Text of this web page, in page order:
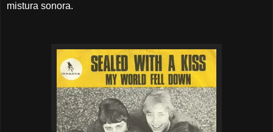
mistura sonora.